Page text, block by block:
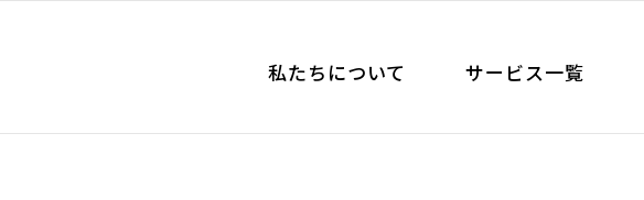
私たちについて サービス一覧